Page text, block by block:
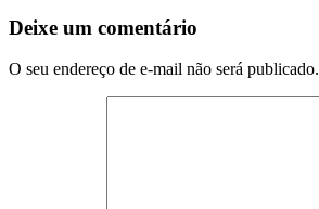
Deixe um comentário
O seu endereço de e-mail não será publicado.